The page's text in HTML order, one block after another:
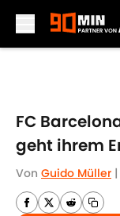
FC
geht ihrem
Von Guido Müller |